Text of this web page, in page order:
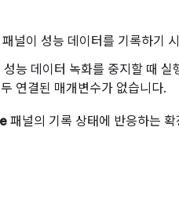
패널이 성능 데이터를 기록하기
성능 데이터 녹화를 중지할 때 실
연결된 매개변수가 없습니다.
패널의 기록 상태에 반응하는